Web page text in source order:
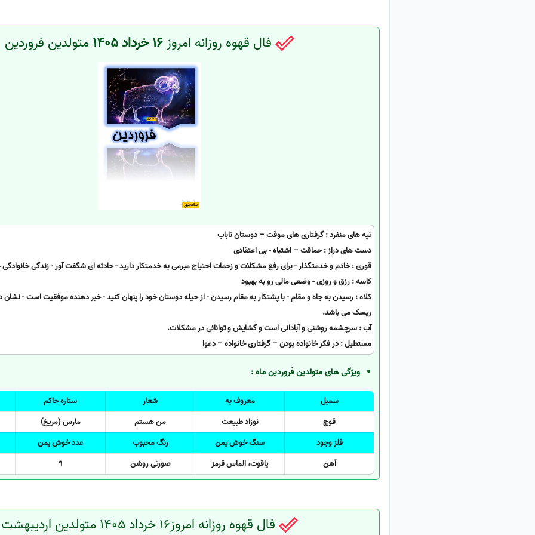
فال قهوه روزانه امروز16 خرداد 1405 متولدین فروردین
تپه های منفرد : گرفتاری های موقت – دوستان ناباب
دست های دراز : حماقت – اشتباه - بی اعتقادی
قوری : خادم و خدمتگذار - برای رفع مشکلات و زحمات احتیاج مبرمی به خدمتکار دارید - حادثه ای شگفت آور - زندگی
کاسه : رزق و روزی - وضعی مالی رو به بهبود
کلاه : رسیدن به جاه و مقام - با پشتکار به مقام رسیدن - از حیله دوستان خود را پنهان کنید - خبر دهنده موفقیت است - نشان
ریسک می باشد.
آب : سرچشمه روشنی و آبادانی است و گشایش و توانائی در مشکلات.
مستطیل : در فکر خانواده بودن – گرفتاری خانواده – دعوا
ویژگی های متولدین فروردین ماه :
سمبل معروف به شعار ستاره حاکم
قوچ
نوزاد طبیعت من هستم مارس (مریخ)
فلز وجود
سنگ خوش یمن رنگ محبوب عدد خوش یمن
آهن
یاقوت، الماس قرمز صورتی روشن 9
فال قهوه روزانه امروز16 خرداد 1405 متولدین اردیبهشت